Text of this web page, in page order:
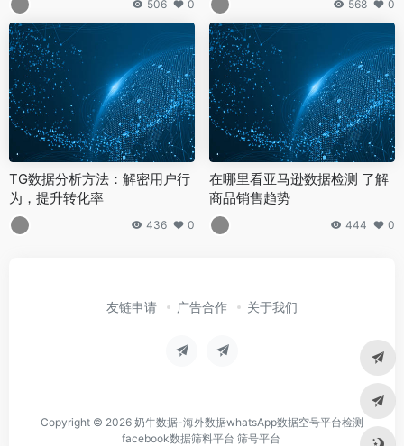
506 0 568 0
TG数据分析方法：解密用户行
为，提升转化率
436 0
在哪里看亚马逊数据检测 了解
商品销售趋势
444 0
友链申请 广告合作 关于我们
Copyright © 2026 奶牛数据-海外数据whatsApp数据空号平台检测
facebook数据筛料平台 筛号平台